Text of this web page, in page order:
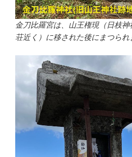
金刀比羅宮は、山王権現（日枝
荘近く）に移された後にまつられ